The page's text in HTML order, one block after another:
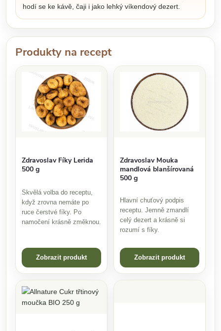
hodí se ke kávě, čaji i jako lehký víkendový dezert.
Produkty na recept
Zdravoslav Fíky Lerida
500 g
Skvělá volba do receptu,
když zrovna nemáte po
ruce čerstvé fíky. Po
namočení krásně změknou.
Zobrazit produkt
Zdravoslav Mouka
mandlová blanšírovaná
500 g
Hlavní chuťový podpis
receptu. Jemně zmandlí
celý dezert a krásně si
rozumí s fíky.
Zobrazit produkt